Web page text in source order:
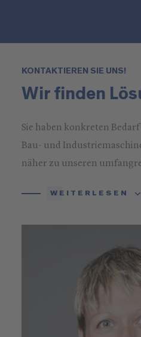
KONTAKTIEREN SIE UNS!
Wir finden
Sie haben konkreten
Bau- und
näher zu unseren
WEITERLESEN